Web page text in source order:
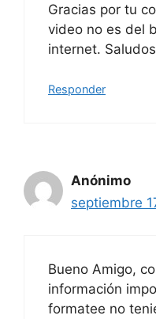
Gracias por tu
video no es del
internet.
Responder
Anónimo
septiembre
Bueno Amigo,
información
formatee no